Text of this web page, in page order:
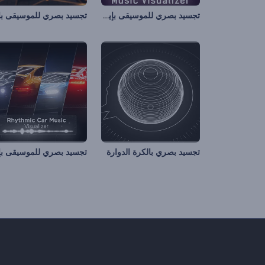
تجسيد بصري للموسيقى بإيقاعات سيبرانية
تجسيد بصري بالكرة الدوارة